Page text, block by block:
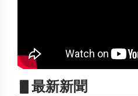
▋最新新聞